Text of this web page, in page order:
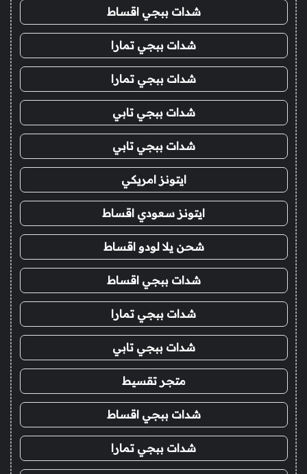
شدات ببجي اقساط
شدات ببجي تمارا
شدات ببجي تمارا
شدات ببجي تابي
شدات ببجي تابي
ايتونز امريكي
ايتونز سعودي اقساط
شحن يلا لودو اقساط
شدات ببجي اقساط
شدات ببجي تمارا
شدات ببجي تابي
متجر تقسيط
شدات ببجي اقساط
شدات ببجي تمارا